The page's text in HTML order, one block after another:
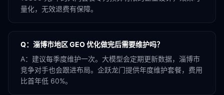
量化，无效退费有保障。
Q： 淄博市地区 GEO 优化做完后需要维护吗？
A： 建议每季度维护一次。大模型会定期更新数据，淄博市
竞争对手也会跟进布局。企跃龙门提供年度维护套餐，费用
比首年低 60%。